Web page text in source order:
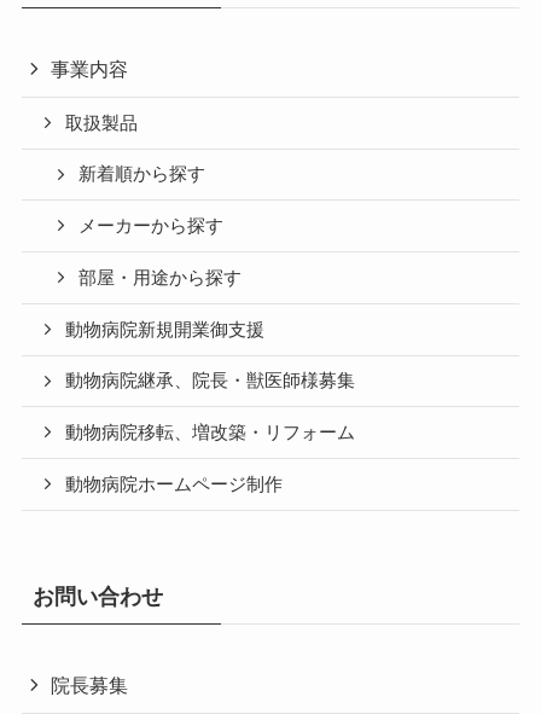
事業内容
取扱製品
新着順から探す
メーカーから探す
部屋・用途から探す
動物病院新規開業御支援
動物病院継承、院長・獣医師様募集
動物病院移転、増改築・リフォーム
動物病院ホームページ制作
お問い合わせ
院長募集